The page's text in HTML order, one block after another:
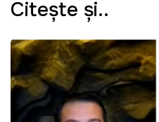
Citeşte şi..